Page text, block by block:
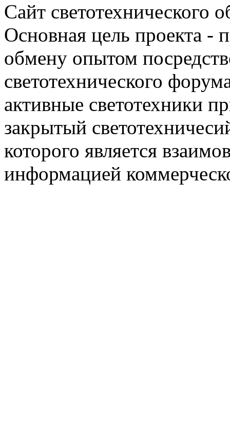
Сайт светотехнического
Основная цель проекта -
обмену опытом
светотехнического
активные светотехники
закрытый
которого является
информацией